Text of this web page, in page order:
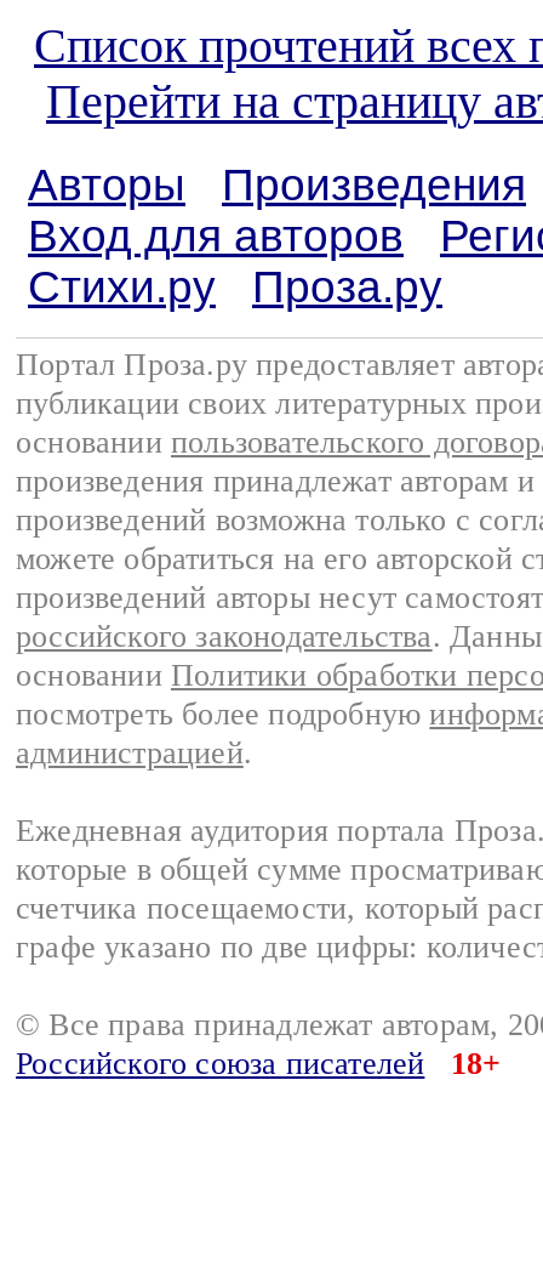
Список прочтений всех
Перейти на страницу
Авторы
Произведения
Вход для авторов
Стихи.ру
Проза.ру
Портал Проза.ру предоставляет
публикации своих литературных
основании пользовательского
произведения принадлежат авторам
произведений возможна только с
можете обратиться на его авторской
произведений авторы несут
российского законодательства.
основании Политики обработки
посмотреть более подробную
администрацией.
Ежедневная аудитория портала
которые в общей сумме
счетчика посещаемости, который
графе указано по две цифры:
© Все права принадлежат авторам,
Российского союза писателей
18+